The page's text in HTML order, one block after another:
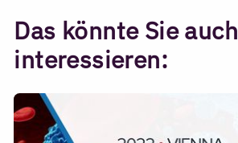
Das könnte Sie auch
interessieren: